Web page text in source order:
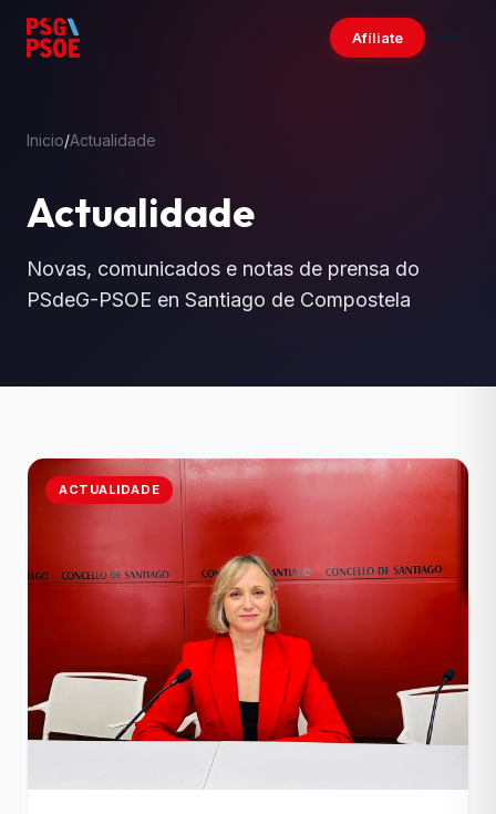
Afíliate
Inicio/Actualidade
Actualidade
Novas, comunicados e notas de prensa do
PSdeG-PSOE en Santiago de Compostela
ACTUALIDADE